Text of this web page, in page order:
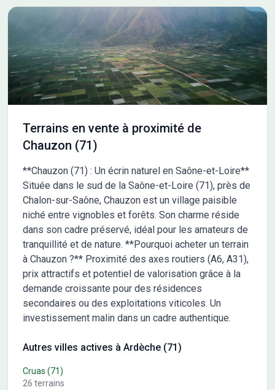
Terrains en vente à proximité de
Chauzon (71)
**Chauzon (71) : Un écrin naturel en Saône-et-Loire**
Située dans le sud de la Saône-et-Loire (71), près de
Chalon-sur-Saône, Chauzon est un village paisible
niché entre vignobles et forêts. Son charme réside
dans son cadre préservé, idéal pour les amateurs de
tranquillité et de nature. **Pourquoi acheter un terrain
à Chauzon ?** Proximité des axes routiers (A6, A31),
prix attractifs et potentiel de valorisation grâce à la
demande croissante pour des résidences
secondaires ou des exploitations viticoles. Un
investissement malin dans un cadre authentique.
Autres villes actives à Ardèche (71)
Cruas (71)
26 terrains